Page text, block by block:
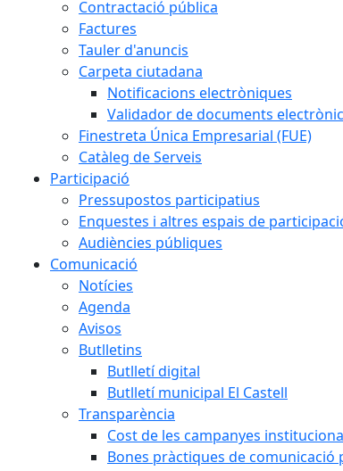
Contractació pública
Factures
Tauler d'anuncis
Carpeta ciutadana
Notificacions electròniques
Validador de documents
Finestreta Única Empresarial (FUE)
Catàleg de Serveis
Participació
Pressupostos participatius
Enquestes i altres espais de
Audiències públiques
Comunicació
Notícies
Agenda
Avisos
Butlletins
Butlletí digital
Butlletí municipal El Castell
Transparència
Cost de les campanyes
Bones pràctiques de comunicació